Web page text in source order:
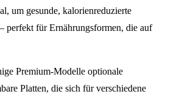
um gesunde, kalorienreduzierte
perfekt für Ernährungsformen, die auf
Premium-Modelle optionale
Platten, die sich für verschiedene